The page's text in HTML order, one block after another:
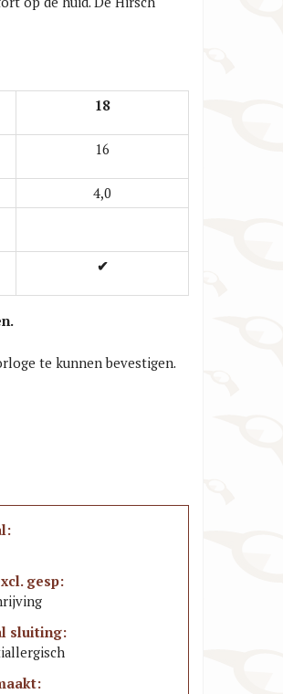
18
16
4,0
✔
te kunnen bevestigen.
gesp:
sluiting: